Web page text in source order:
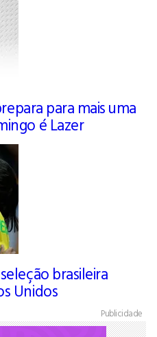
para mais uma
é Lazer
brasileira
Unidos
Publicidade